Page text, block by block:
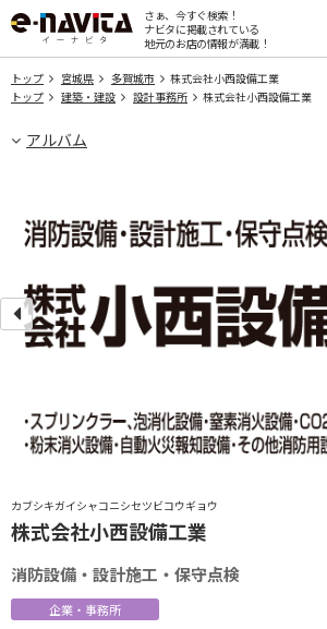
さぁ、今すぐ検索！
ナビタに掲載されている
地元のお店の情報が満載！
トップ 宮城県 多賀城市
株式会社小西設備工業
トップ
建築・建設 設計事務所 株式会社小西設備工業
アルバム
カブシキガイシャコニシセツビコウギョウ
株式会社小西設備工業
消防設備・設計施工・保守点検
企業・事務所